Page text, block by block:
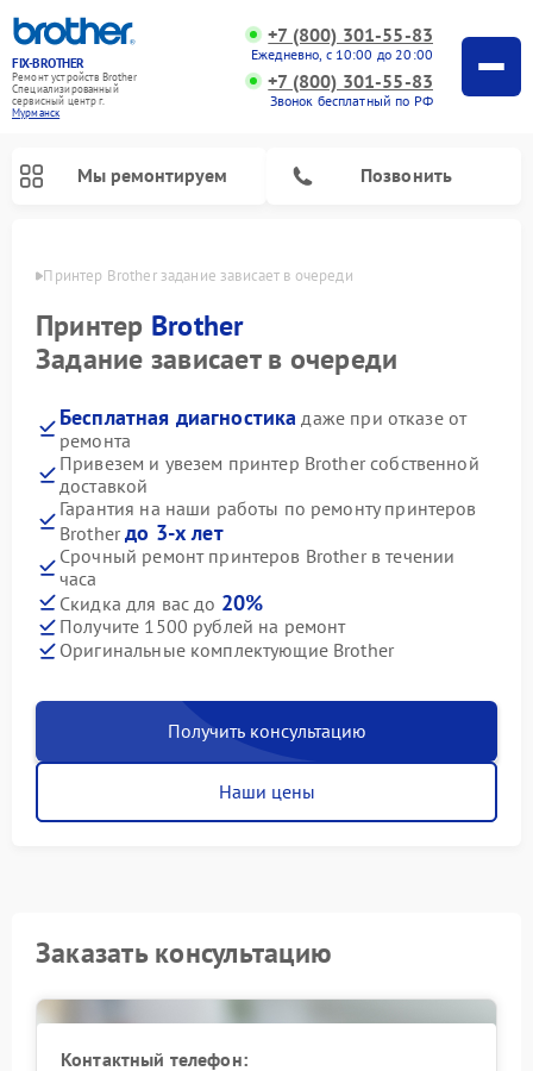
FIX-BROTHER
Ремонт устройств Brother
Специализированный
cервисный центр г.
Мурманск
+7 (800) 301-55-83
Ежедневно, с 10:00 до 20:00
+7 (800) 301-55-83
Звонок бесплатный по РФ
Мы ремонтируем Позвонить
Принтер Brother задание зависает в очереди
Принтер Brother
Задание зависает в очереди
Бесплатная диагностика даже при отказе от
ремонта
Привезем и увезем принтер Brother собственной
доставкой
Гарантия на наши работы по ремонту принтеров
Brotherдо 3-х лет
Срочный ремонт принтеров Brother в течении
часа
Скидка для вас до 20%
Получите 1500 рублей на ремонт
Оригинальные комплектующие Brother
Получить консультацию
Наши цены
Заказать консультацию
Контактный телефон: